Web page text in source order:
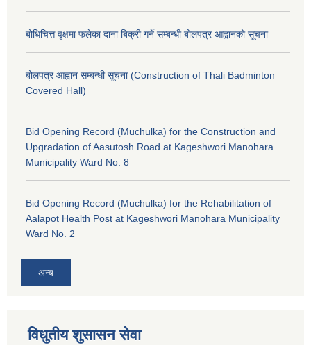
बोधिचित्त वृक्षमा फलेका दाना बिक्री गर्ने सम्बन्धी बोलपत्र आह्वानको सूचना
बोलपत्र आह्वान सम्बन्धी सूचना (Construction of Thali Badminton
Covered Hall)
Bid Opening Record (Muchulka) for the Construction and
Upgradation of Aasutosh Road at Kageshwori Manohara
Municipality Ward No. 8
Bid Opening Record (Muchulka) for the Rehabilitation of
Aalapot Health Post at Kageshwori Manohara Municipality
Ward No. 2
अन्य
विधुतीय शुसासन सेवा